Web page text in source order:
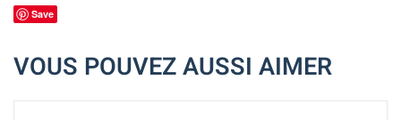
Save
VOUS POUVEZ AUSSI AIMER